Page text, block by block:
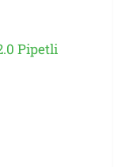
Pipetli